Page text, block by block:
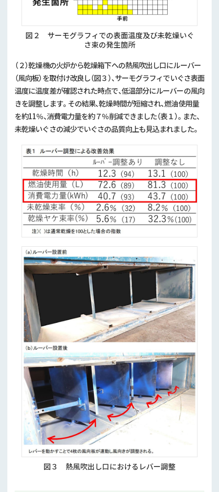
図２ サーモグラフィでの表面温度及び未乾燥いぐ
さ束の発生箇所
（２）乾燥機の火炉から乾燥箱下への熱風吹出し口にルーバー
（風向板）を取付け改良し（図３）、サーモグラフィでいぐさ表面
温度に温度差が確認された時点で、低温部分にルーバーの風向
きを調整します。その結果、乾燥時間が短縮され、燃油使用量
を約11％、消費電力量を約７％削減できました（表１）。また、
未乾燥いぐさの減少でいぐさの品質向上も見込まれました。
図３ 熱風吹出し口におけるレバー調整